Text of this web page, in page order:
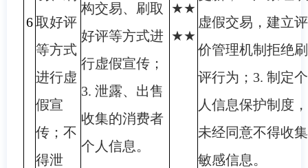
6取好评
等方式
进行虚
假宣
传；不
得泄
构交易、刷取
好评等方式进
行虚假宣传；
3. 泄露、出售
收集的消费者
个人信息。
★★
★★
虚假交易，建立评
价管理机制拒绝刷
评行为；3. 制定个
人信息保护制度，
未经同意不得收集
敏感信息。